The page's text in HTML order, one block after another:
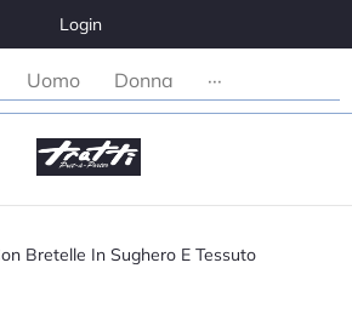
Login
Uomo Donna ···
Bretelle In Sughero E Tessuto